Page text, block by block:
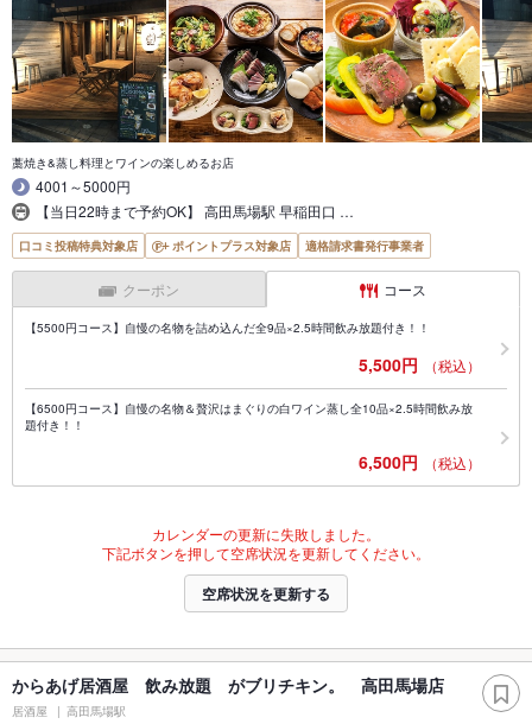
藁焼き&蒸し料理とワインの楽しめるお店
4001～5000円
【当日22時まで予約OK】 高田馬場駅 早稲田口 …
口コミ投稿特典対象店 ポイントプラス対象店 適格請求書発行事業者
クーポン コース
【5500円コース】自慢の名物を詰め込んだ全9品×2.5時間飲み放題付き！！
5,500円 （税込）
【6500円コース】自慢の名物＆贅沢はまぐりの白ワイン蒸し全10品×2.5時間飲み放
題付き！！
6,500円 （税込）
カレンダーの更新に失敗しました。
下記ボタンを押して空席状況を更新してください。
空席状況を更新する
からあげ居酒屋 飲み放題 がブリチキン。 高田馬場店
居酒屋 高田馬場駅